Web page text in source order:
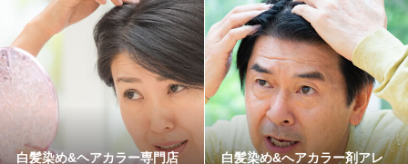
白髪染め&ヘアカラー専門店 白髪染め&へアカラー剤アレ